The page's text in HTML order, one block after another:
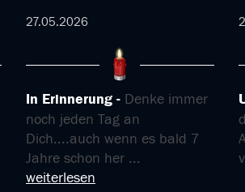
27.05.2026
In Erinnerung
Denke immer
noch jeden Tag an
Dich....auch wenn es bald 7
Jahre schon her ...
weiterlesen